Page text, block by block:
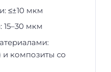
≤±10 мкм
мкм
композиты со